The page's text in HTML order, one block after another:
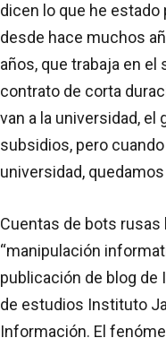
dicen lo que he
desde hace muchos
años, que trabaja en
contrato de corta
van a la universidad, el
subsidios, pero
universidad,
Cuentas de bots
“manipulación
publicación de blog de
de estudios Instituto
Información. El